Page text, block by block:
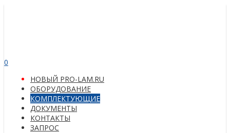
0
НОВЫЙ PRO-LAM.RU
ОБОРУДОВАНИЕ
КОМПЛЕКТУЮЩИЕ
ДОКУМЕНТЫ
КОНТАКТЫ
ЗАПРОС